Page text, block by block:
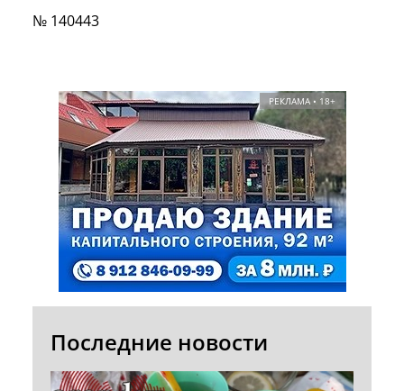
№ 140443
РЕКЛАМА • 18+
Последние новости